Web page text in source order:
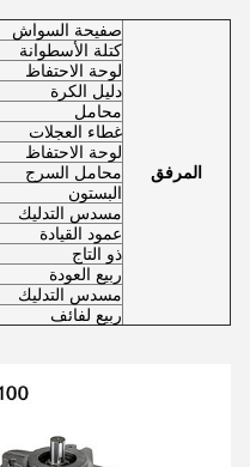
المرفق
صفيحة السواش
كتلة الأسطوانة
لوحة الاحتفاظ
دليل الكرة
محامل
غطاء العجلات
لوحة الاحتفاظ
محامل السرج
البستون
مسدس التدليك
عمود القيادة
ذو التاج
ربيع العودة
مسدس التدليك
ربيع لفائف